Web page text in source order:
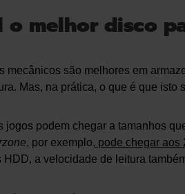
o melhor disco
mecânicos são melhores em
Mas, na prática, o que é que isto
jogos podem chegar a tamanhos
, por exemplo, pode chegar aos
HDD, a velocidade de leitura